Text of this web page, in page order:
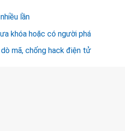
lần
khóa hoặc có người phá
mã, chống hack điện tử